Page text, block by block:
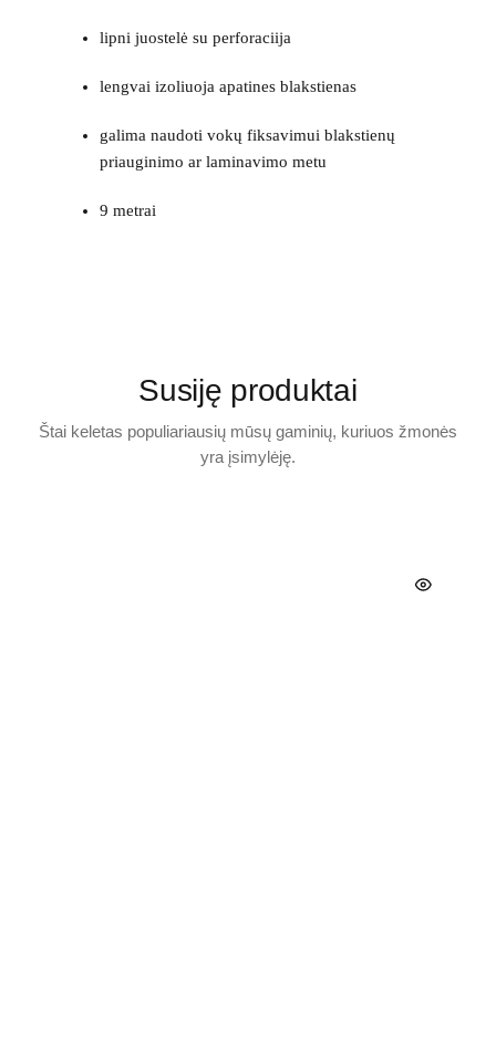
lipni juostelė su perforaciija
lengvai izoliuoja apatines blakstienas
galima naudoti vokų fiksavimui blakstienų
priauginimo ar laminavimo metu
9 metrai
Susiję produktai
Štai keletas populiariausių mūsų gaminių, kuriuos žmonės
yra įsimylėję.